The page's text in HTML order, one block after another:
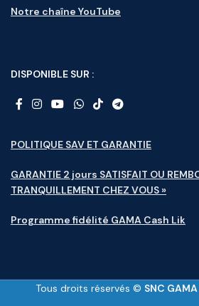
Notre chaîne YouTube
DISPONIBLE SUR :
POLITIQUE SAV ET GARANTIE
GARANTIE 2 jours SATISFAIT OU
TRANQUILLEMENT CHEZ VOUS »
Programme fidélité GAMA Cash Lik
Tous droits réservés © SNC